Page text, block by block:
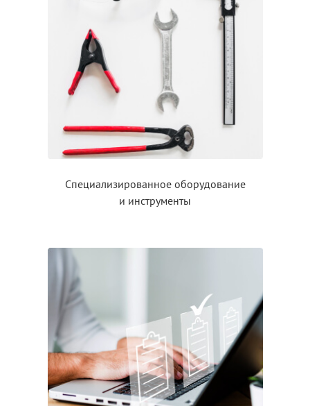
Специализированное оборудование
и инструменты